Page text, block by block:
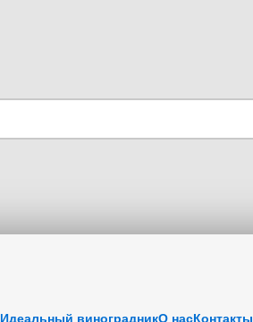
Идеальный виноградникО насКонтакты